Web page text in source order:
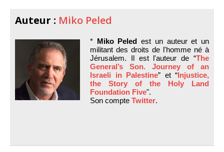
Auteur : Miko Peled
* Miko Peled est un auteur et un
militant des droits de l'homme né à
Jérusalem. Il est l'auteur de “The
General’s Son. Journey of an
Israeli in Palestine” et “Injustice,
the Story of the Holy Land
Foundation Five".
Son compte Twitter.